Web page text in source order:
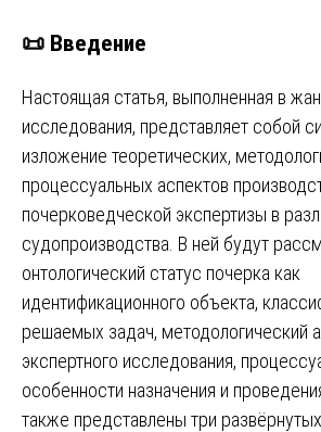
📜 Введение
Настоящая статья, выполненная в
исследования, представляет собой
изложение теоретических,
процессуальных аспектов
почерковедческой экспертизы в
судопроизводства. В ней будут
онтологический статус почерка как
идентификационного объекта,
решаемых задач, методологический
экспертного исследования,
особенности назначения и
также представлены три